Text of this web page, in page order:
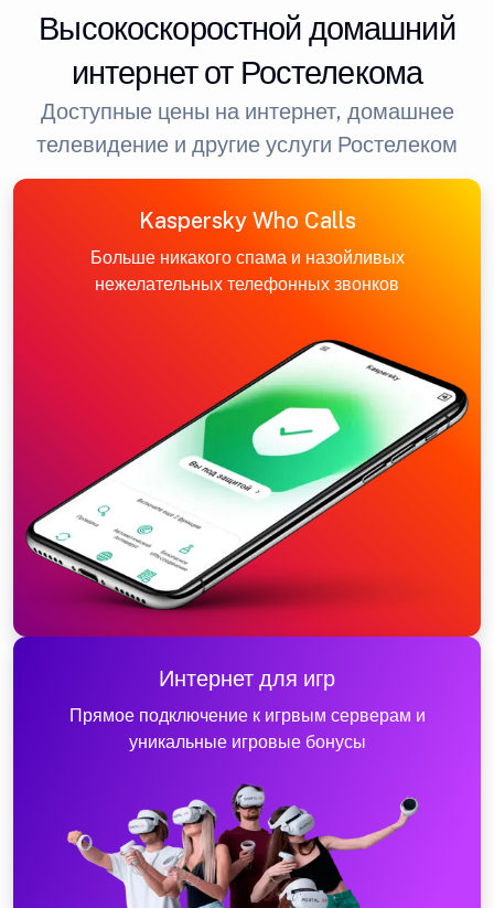
Высокоскоростной домашний
интернет от Ростелекома
Доступные цены на интернет, домашнее
телевидение и другие услуги Ростелеком
Kaspersky Who Calls
Больше никакого спама и назойливых
нежелательных телефонных звонков
Интернет для игр
Прямое подключение к игрвым серверам и
уникальные игровые бонусы